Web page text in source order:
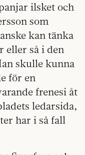
ilsket och
som
kan tänka
eller så i den
skulle kunna
för en
frenesi åt
ledarsida,
har i så fall